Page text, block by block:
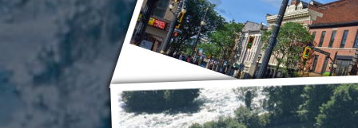
Гамильтон